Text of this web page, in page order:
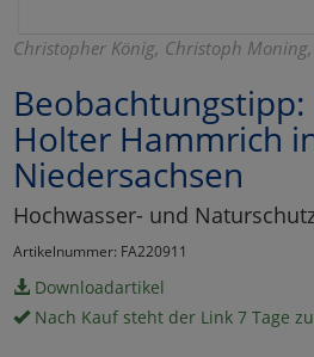
Christopher König, Christoph Moning,
Holter Hammrich
Niedersachsen
Hochwasser- und
Artikelnummer: FA220911
Downloadartikel
Nach Kauf steht der Link 7 Tage
Marketing
Umfragetools
Alle
Cookies
Einstellungen
zurück